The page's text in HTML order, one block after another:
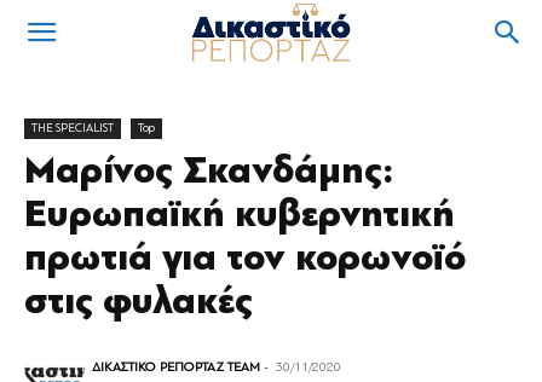
THE SPECIALIST Top
Μαρίνος Σκανδάμης:
Ευρωπαϊκή κυβερνητική
πρωτιά για τον κορωνοϊό
στις φυλακές
ΔΙΚΑΣΤΙΚΟ ΡΕΠΟΡΤΑΖ TEAM - 30/11/2020